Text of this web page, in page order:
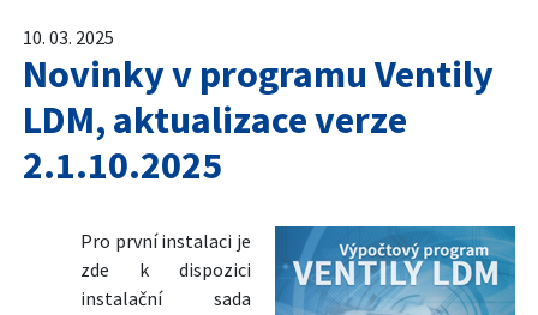
10. 03. 2025
Novinky v programu Ventily
LDM, aktualizace verze
2.1.10.2025
Pro první instalaci je
zde k dispozici
instalační sada